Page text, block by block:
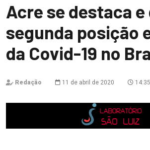
Acre se destaca e
segunda posição
da Covid-19 no
Redação 11 de abril de 2020 14:35